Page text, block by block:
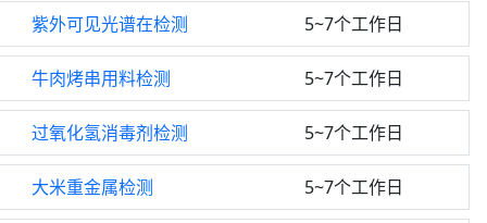
紫外可见光谱在检测 5~7个工作日
牛肉烤串用料检测 5~7个工作日
过氧化氢消毒剂检测 5~7个工作日
大米重金属检测 5~7个工作日